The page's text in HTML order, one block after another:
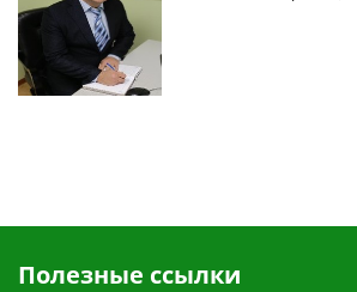
Полезные ссылки